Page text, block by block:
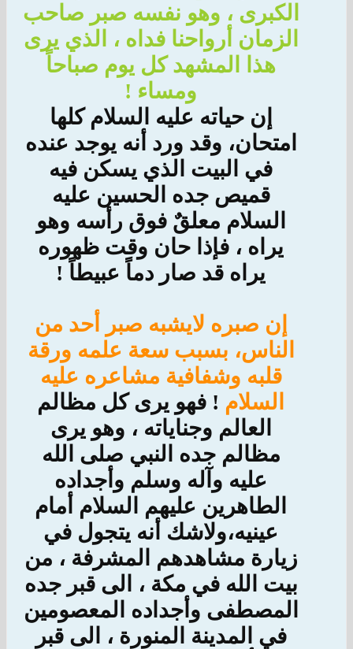
الكبرى ، وهو نفسه صبر صاحب
الزمان أرواحنا فداه ، الذي يرى
هذا المشهد كل يوم صباحاً
ومساء !
إن حياته عليه السلام كلها
امتحان، وقد ورد أنه يوجد عنده
في البيت الذي يسكن فيه
قميص جده الحسين عليه
السلام معلقٌ فوق رأسه وهو
يراه ، فإذا حان وقت ظهوره
يراه قد صار دماً عبيطاً !
إن صبره لايشبه صبر أحد من
الناس، بسبب سعة علمه ورقة
قلبه وشفافية مشاعره عليه
السلام ! فهو يرى كل مظالم
العالم وجناياته ، وهو يرى
مظالم جده النبي صلى الله
عليه وآله وسلم وأجداده
الطاهرين عليهم السلام أمام
عينيه،ولاشك أنه يتجول في
زيارة مشاهدهم المشرفة ، من
بيت الله في مكة ، الى قبر جده
المصطفى وأجداده المعصومين
في المدينة المنورة ، الى قبر